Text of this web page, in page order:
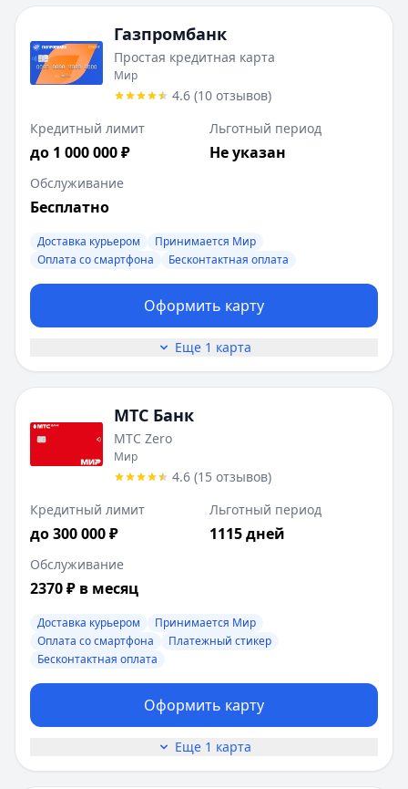
Газпромбанк
Простая кредитная карта
Мир
4.6 (10 отзывов)
Кредитный лимит
до 1 000 000 ₽
Льготный период
Не указан
Обслуживание
Бесплатно
Доставка курьером
Принимается Мир
Оплата со смартфона
Бесконтактная оплата
Оформить карту
Еще 1 карта
МТС Банк
МТС Zero
Мир
4.6 (15 отзывов)
Кредитный лимит
до 300 000 ₽
Льготный период
1115 дней
Обслуживание
2370 ₽ в месяц
Доставка курьером
Принимается Мир
Оплата со смартфона
Платежный стикер
Бесконтактная оплата
Оформить карту
Еще 1 карта